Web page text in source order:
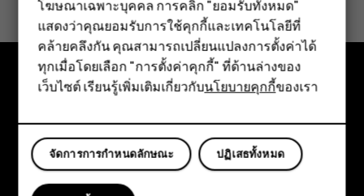
ใน
เครื่อง
ได้
ฟีเจอร์โฟน
อุปกรณ์เสริม
แท็บเล็ต
เกี่ยวกับ
Planet and people
โฆษณาเฉพาะบุคคล การคลิก "ยอมรับทั้งหมด"
แสดงว่าคุณยอมรับการใช้คุกกี้และเทคโนโลยีที่
คล้ายคลึงกัน คุณสามารถเปลี่ยนแปลงการตั้งค่าได้
ทุกเมื่อโดยเลือก "การตั้งค่าคุกกี้" ที่ด้านล่างของ
เว็บไซต์ เรียนรู้เพิ่มเติมเกี่ยวกับนโยบายคุกกี้ของเรา
ปฏิเสธทั้งหมด
จัดการการกำหนดลักษณะ